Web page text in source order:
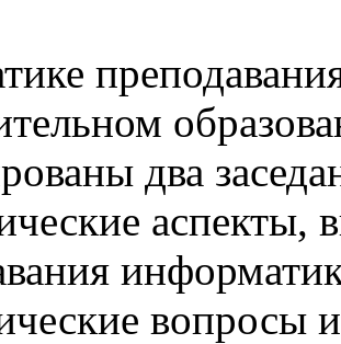
два
аспекты,
вопросы